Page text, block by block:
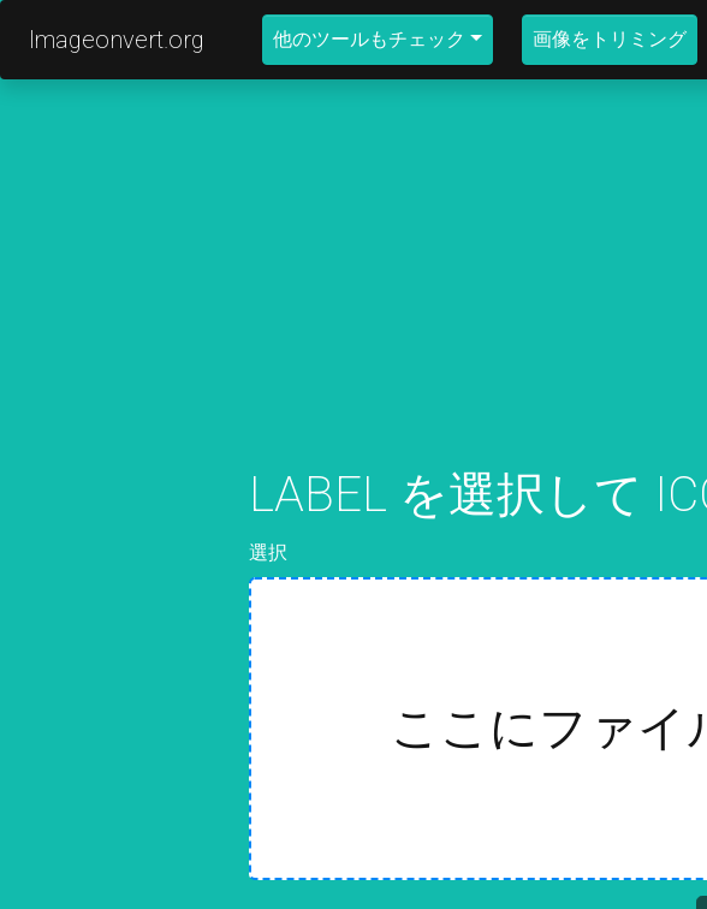
Imageonvert.org 他のツールもチェック 画像をトリミング
LABEL を選択して
選択
ここにファイ